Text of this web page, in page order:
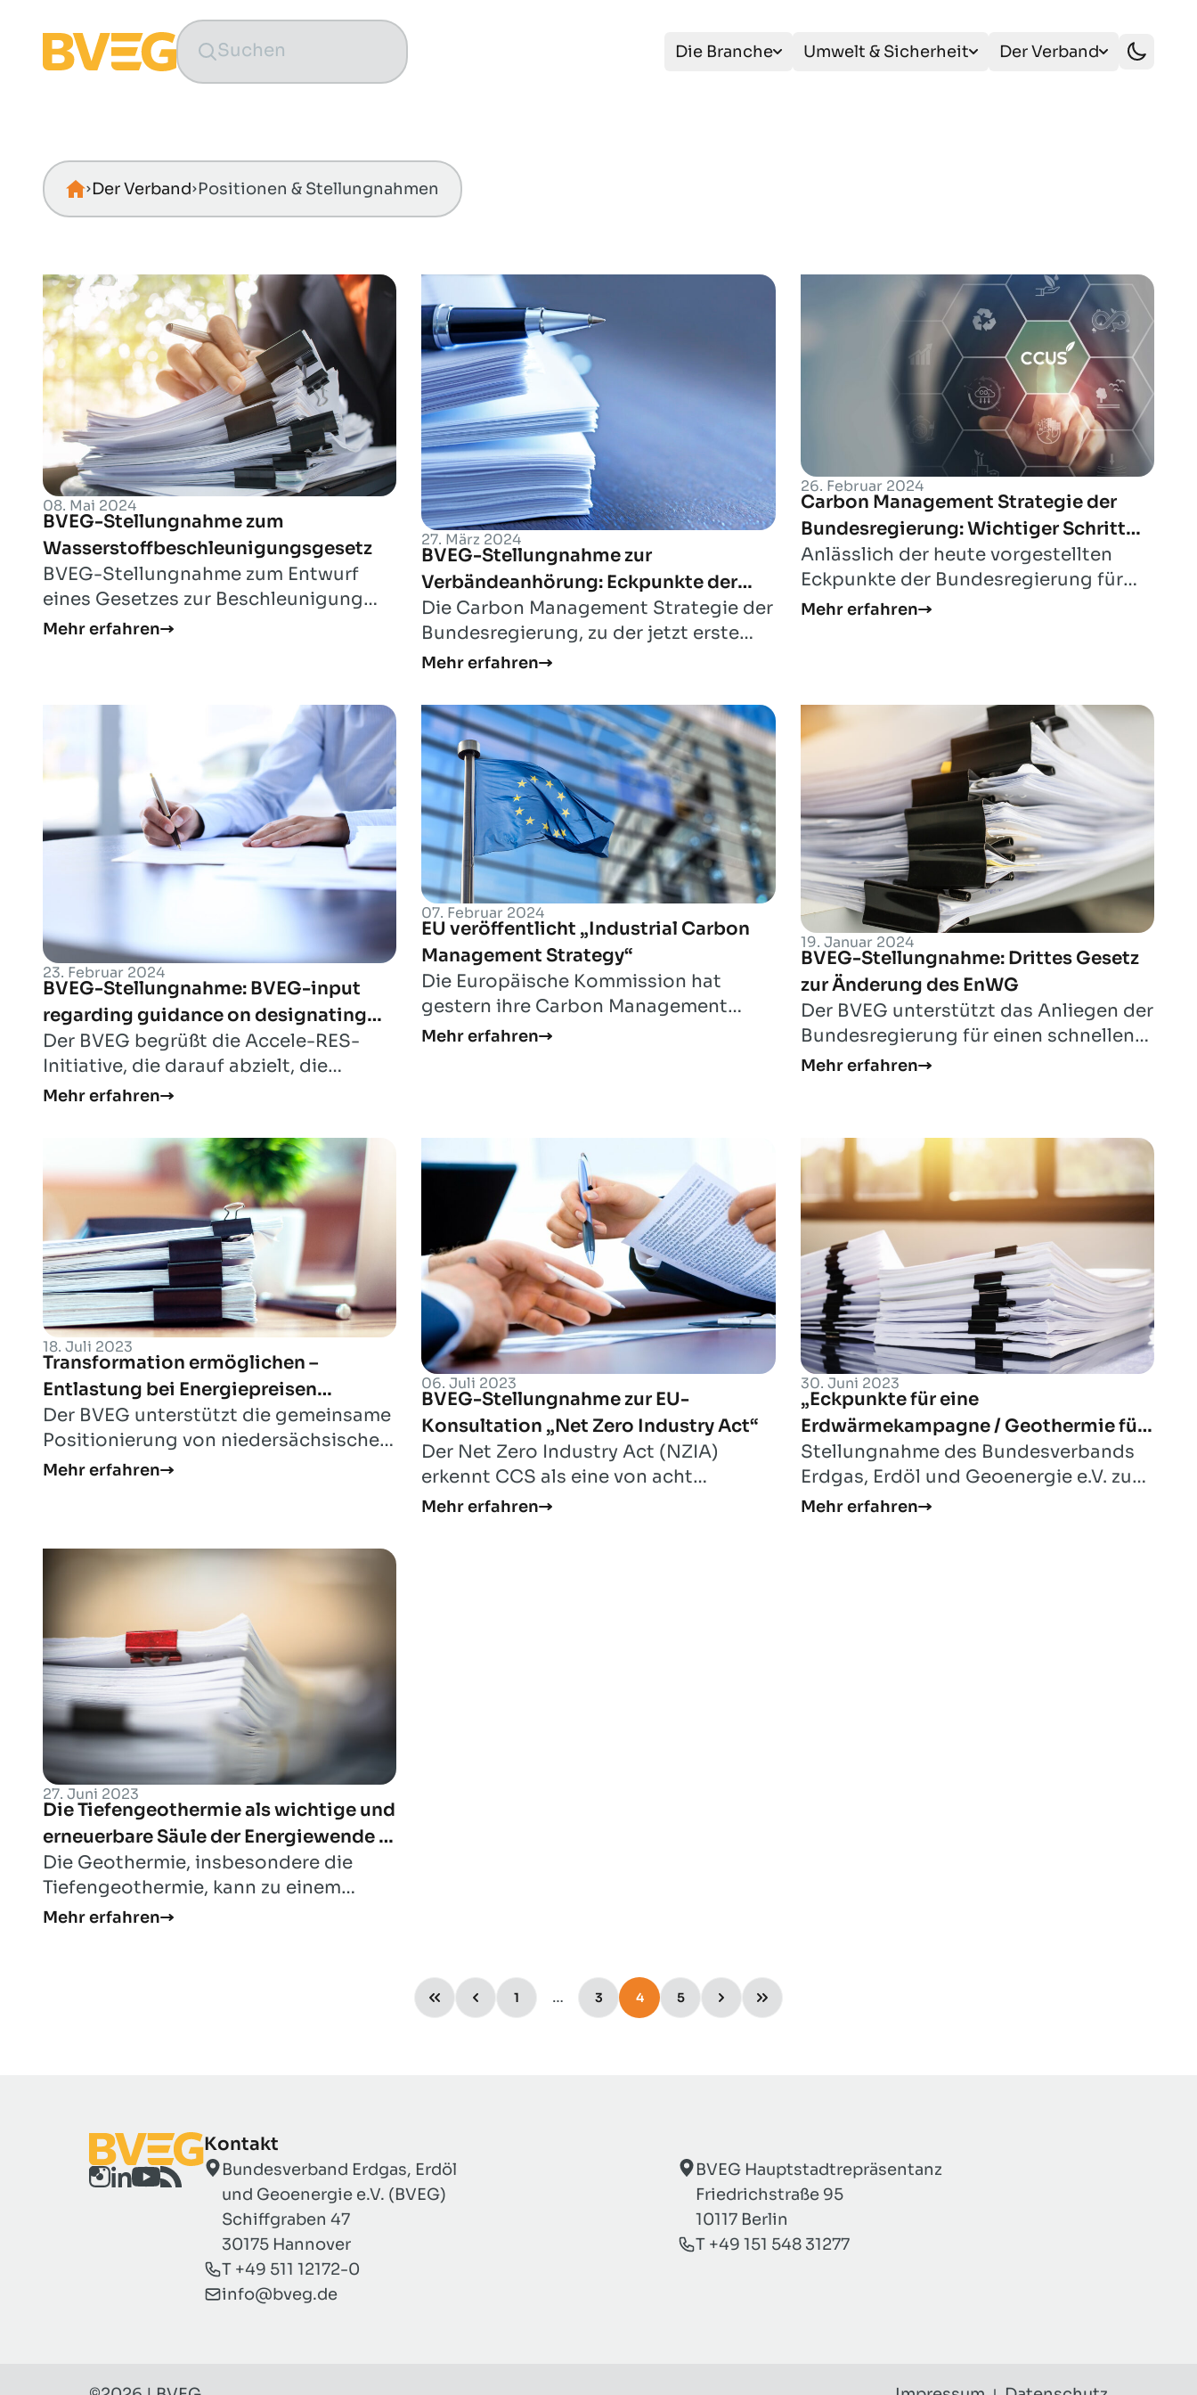
Die Branche Umwelt & Sicherheit Der Verband
Der Verband Positionen & Stellungnahmen
08. Mai 2024
BVEG-Stellungnahme zum
Wasserstoffbeschleunigungsgesetz
BVEG-Stellungnahme zum Entwurf
eines Gesetzes zur Beschleunigung
der Verfügbarkeit von Wasserstoff und
Mehr erfahren
27. März 2024
BVEG-Stellungnahme zur
Verbändeanhörung: Eckpunkte der
Bundesregierung für eine Carbon
Management Strategie und
Referentenentwurf eines KSpTG
Die Carbon Management Strategie der
Bundesregierung, zu der jetzt erste
Eckpunkte veröffentlicht wurden, ist
Mehr erfahren
26. Februar 2024
Carbon Management Strategie der
Bundesregierung: Wichtiger Schritt
Deutschlands zur Erreichung der
Klimaziele – spät, aber hoffentlich
noch rechtzeitig.
Anlässlich der heute vorgestellten
Eckpunkte der Bundesregierung für
eine Carbon Management Strategie
Mehr erfahren
23. Februar 2024
BVEG-Stellungnahme: BVEG-input
regarding guidance on designating
renewables acceleration areas
Der BVEG begrüßt die Accele-RES-
Initiative, die darauf abzielt, die
Umsetzung und Durchführung der
Mehr erfahren
07. Februar 2024
EU veröffentlicht „Industrial Carbon
Management Strategy“
Die Europäische Kommission hat
gestern ihre Carbon Management
Strategie vorgestellt, mit der sie einen
Mehr erfahren
19. Januar 2024
BVEG-Stellungnahme: Drittes Gesetz
zur Änderung des EnWG
Der BVEG unterstützt das Anliegen der
Bundesregierung für einen schnellen
und kostengünstigen Hochlauf des
Mehr erfahren
18. Juli 2023
Transformation ermöglichen –
Entlastung bei Energiepreisen
sicherstellen
Der BVEG unterstützt die gemeinsame
Positionierung von niedersächsischer
Landesregierung, Wirtschaft,
Mehr erfahren
06. Juli 2023
BVEG-Stellungnahme zur EU-
Konsultation „Net Zero Industry Act“
Der Net Zero Industry Act (NZIA)
erkennt CCS als eine von acht
strategischen Netto-Null-
Mehr erfahren
30. Juni 2023
„Eckpunkte für eine
Erdwärmekampagne / Geothermie für
die Wärmewende“
Stellungnahme des Bundesverbands
Erdgas, Erdöl und Geoenergie e.V. zum
Geothermie-Eckpunktepapier des
Mehr erfahren
27. Juni 2023
Die Tiefengeothermie als wichtige und
erneuerbare Säule der Energiewende in
Niedersachsen verankern!
Die Geothermie, insbesondere die
Tiefengeothermie, kann zu einem
wesentlichen Element der
Mehr erfahren
1 … 3 4 5
Kontakt
Bundesverband Erdgas, Erdöl
und Geoenergie e.V. (BVEG)
Schiffgraben 47
30175 Hannover
T +49 511 12172-0
info@bveg.de
BVEG Hauptstadtrepräsentanz
Friedrichstraße 95
10117 Berlin
T +49 151 548 31277